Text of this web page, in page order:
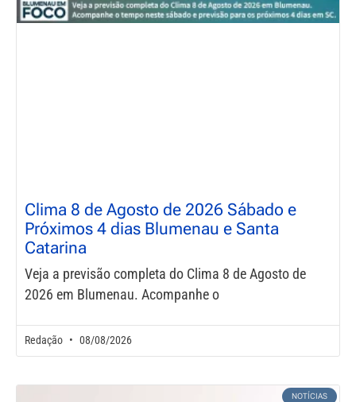
Clima 8 de Agosto de 2026 Sábado e
Próximos 4 dias Blumenau e Santa
Catarina
Veja a previsão completa do Clima 8 de Agosto de
2026 em Blumenau. Acompanhe o
Redação 08/08/2026
NOTÍCIAS